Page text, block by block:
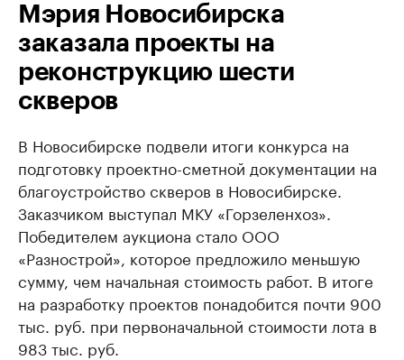
Мэрия Новосибирска
заказала проекты на
реконструкцию шести
скверов
В Новосибирске подвели итоги конкурса на
подготовку проектно-сметной документации на
благоустройство скверов в Новосибирске.
Заказчиком выступал МКУ «Горзеленхоз».
Победителем аукциона стало ООО
«Разнострой», которое предложило меньшую
сумму, чем начальная стоимость работ. В итоге
на разработку проектов понадобится почти 900
тыс. руб. при первоначальной стоимости лота в
983 тыс. руб.